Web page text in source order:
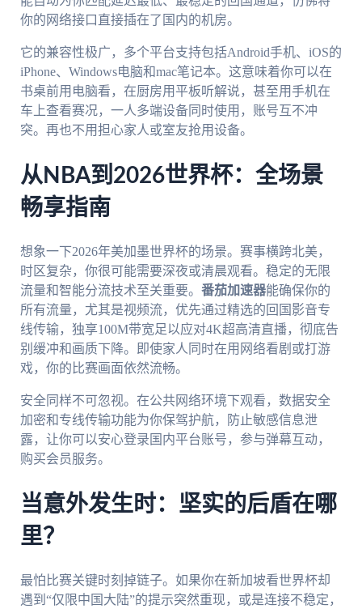
你的网络接口直接插在了国内的机房。
它的兼容性极广，多个平台支持包括Android手机、iOS的
iPhone、Windows电脑和mac笔记本。这意味着你可以在
书桌前用电脑看，在厨房用平板听解说，甚至用手机在
车上查看赛况，一人多端设备同时使用，账号互不冲
突。再也不用担心家人或室友抢用设备。
从NBA到2026世界杯：全场景
畅享指南
想象一下2026年美加墨世界杯的场景。赛事横跨北美，
时区复杂，你很可能需要深夜或清晨观看。稳定的无限
流量和智能分流技术至关重要。 番茄加速器能确保你的
所有流量，尤其是视频流，优先通过精选的回国影音专
线传输，独享100M带宽足以应对4K超高清直播，彻底告
别缓冲和画质下降。即使家人同时在用网络看剧或打游
戏，你的比赛画面依然流畅。
安全同样不可忽视。在公共网络环境下观看，数据安全
加密和专线传输功能为你保驾护航，防止敏感信息泄
露，让你可以安心登录国内平台账号，参与弹幕互动，
购买会员服务。
当意外发生时：坚实的后盾在哪
里？
最怕比赛关键时刻掉链子。如果你在新加坡看世界杯却
遇到“仅限中国大陆”的提示突然重现，或是连接不稳定，